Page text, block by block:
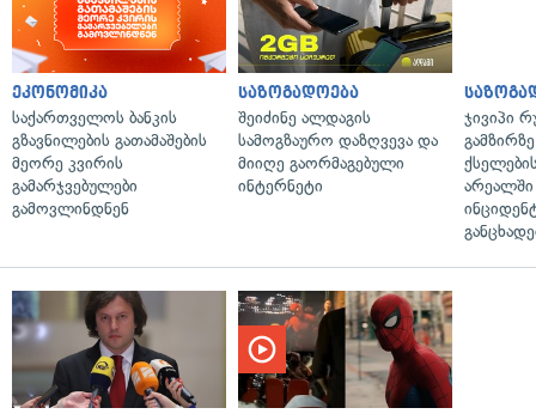
ეკონომიკა
საქართველოს ბანკის
გზავნილების გათამაშების
მეორე კვირის
გამარჯვებულები
გამოვლინდნენ
საზოგადოება
შეიძინე ალდაგის
სამოგზაურო დაზღვევა და
მიიღე გაორმაგებული
ინტერნეტი
ჯივიპი